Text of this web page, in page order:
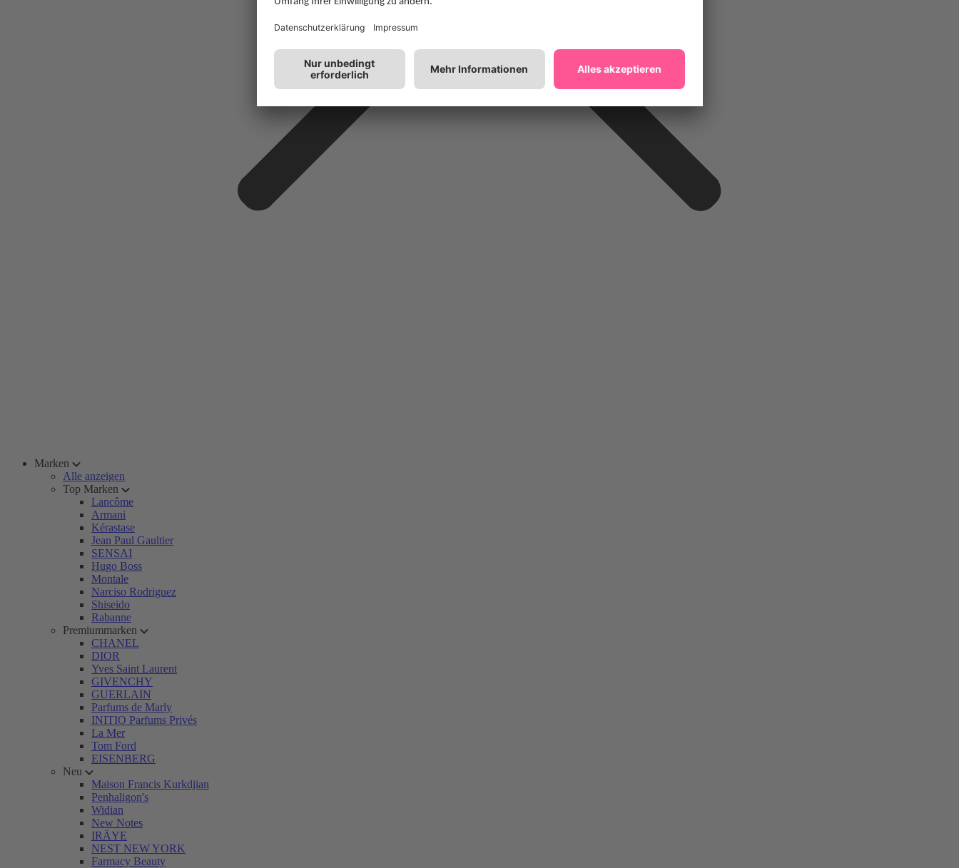
Marken
Alle anzeigen
Top Marken
Lancôme
Armani
Kérastase
Jean Paul Gaultier
SENSAI
Hugo Boss
Montale
Narciso Rodriguez
Shiseido
Rabanne
Premiummarken
CHANEL
DIOR
Yves Saint Laurent
GIVENCHY
GUERLAIN
Parfums de Marly
INITIO Parfums Privés
La Mer
Tom Ford
EISENBERG
Neu
Maison Francis Kurkdjian
Penhaligon's
Widian
New Notes
IRÄYE
NEST NEW YORK
Farmacy Beauty